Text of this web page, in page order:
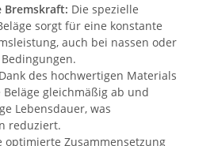
Bremskraft: Die spezielle
sorgt für eine konstante
auch bei nassen oder
Dank des hochwertigen Materials
gleichmäßig ab und
Lebensdauer, was
reduziert.
optimierte Zusammensetzung